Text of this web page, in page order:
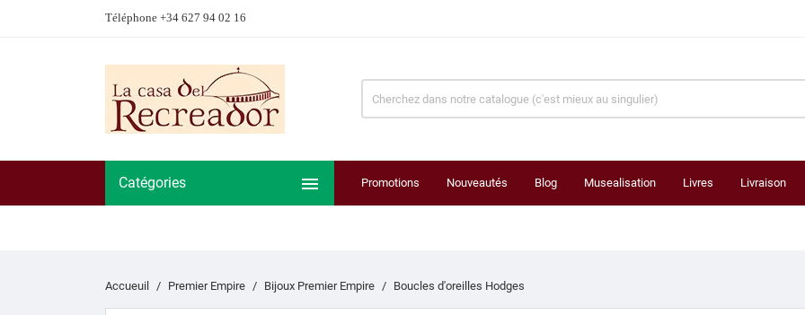
Téléphone +34 627 94 02 16
Catégories  Promotions Nouveautés Blog Musealisation Livres Livraison
Accueuil Premier Empire Bijoux Premier Empire Boucles d'oreilles Hodges